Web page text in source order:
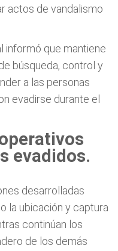
actos de vandalismo
informó que mantiene
búsqueda, control y
a las personas
evadirse durante el
evadidos.
desarrolladas
la ubicación y captura
continúan los
de los demás